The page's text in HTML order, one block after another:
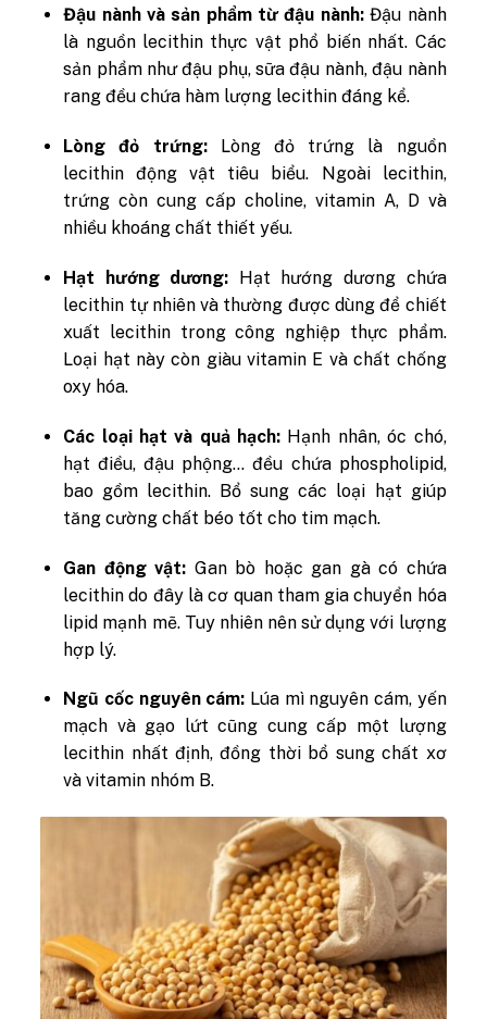
Đậu nành và sản phẩm từ đậu nành:Đậu nành
là nguồn lecithin thực vật phổ biến nhất. Các
sản phẩm như đậu phụ, sữa đậu nành, đậu nành
rang đều chứa hàm lượng lecithin đáng kể.
Lòng đỏ trứng:
Lòng đỏ trứng là nguồn
lecithin động vật tiêu biểu. Ngoài lecithin,
trứng còn cung cấp choline, vitamin A, D và
nhiều khoáng chất thiết yếu.
Hạt hướng dương: Hạt hướng dương chứa
lecithin tự nhiên và thường được dùng để chiết
xuất lecithin trong công nghiệp thực phẩm.
Loại hạt này còn giàu vitamin E và chất chống
oxy hóa.
Các loại hạt và quả hạch: Hạnh nhân, óc chó,
hạt điều, đậu phộng… đều chứa phospholipid,
bao gồm lecithin. Bổ sung các loại hạt giúp
tăng cường chất béo tốt cho tim mạch.
Gan động vật: Gan bò hoặc gan gà có chứa
lecithin do đây là cơ quan tham gia chuyển hóa
lipid mạnh mẽ. Tuy nhiên nên sử dụng với lượng
hợp lý.
Ngũ cốc nguyên cám: Lúa mì nguyên cám, yến
mạch và gạo lứt cũng cung cấp một lượng
lecithin nhất định, đồng thời bổ sung chất xơ
và vitamin nhóm B.